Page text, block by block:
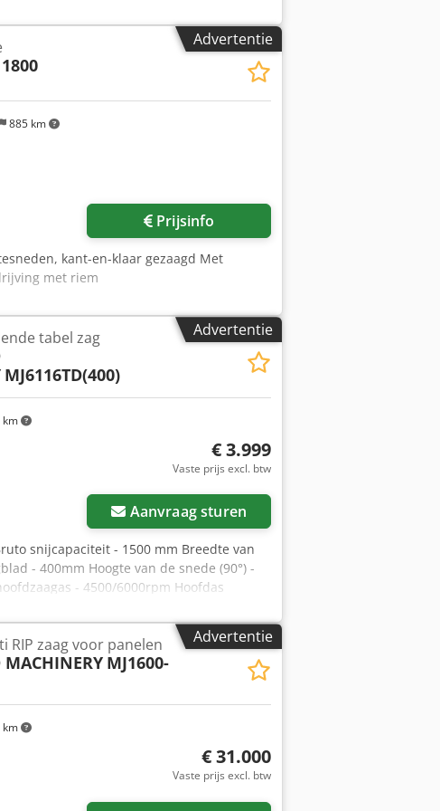
1500 mm Maximale afkorthand: 1610
mm, asgat 30 Zaaghoogte bij blad op
vermogen: 4 pk Voorritszaag diameter: 100
met beschermkap
diameter: 120 mm en 60 mm
kg
Advertentie
885 km
Prijsinfo
kant-en-klaar gezaagd Met
met riem
Advertentie
tabel zag
MJ6116TD(400)
€ 3.999
Vaste prijs excl. btw
Aanvraag sturen
snijcapaciteit - 1500 mm Breedte van
- 400mm Hoogte van de snede (90°) -
- 4500/6000rpm Hoofdas
neer, elektrische bediening. Hoofdmotor
- 7000-8000rpm Scorezaagdiameter
kg Transport afmetingen - Advertentie
RIP zaag voor panelen
MJ1600-
€ 31.000
Vaste prijs excl. btw